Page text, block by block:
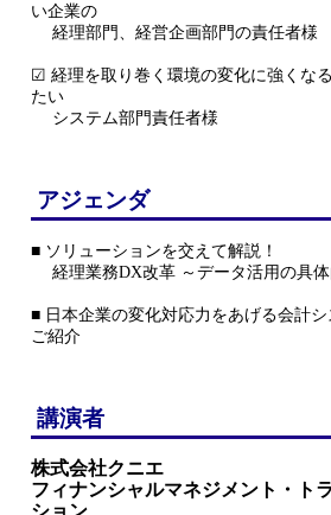
い企業の
経理部門、経営企画部門の責任者様
☑ 経理を取り巻く環境の変化に強くな
たい
システム部門責任者様
アジェンダ
■ ソリューションを交えて解説！
経理業務DX改革 ～データ活用の具体
■ 日本企業の変化対応力をあげる会計
ご紹介
講演者
株式会社クニエ
フィナンシャルマネジメント・ト
ション